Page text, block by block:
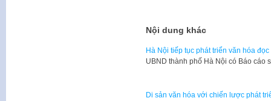
Nội dung khác
Hà Nội tiếp tục phát triển văn hóa
UBND thành phố Hà Nội có Báo cáo
Di sản văn hóa với chiến lược phát